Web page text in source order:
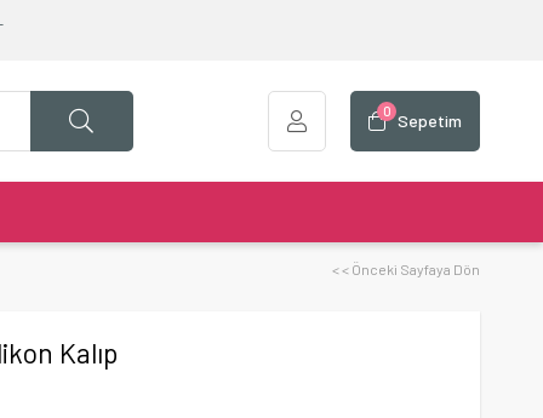
Sepetim
0
< < Önceki Sayfaya Dön
Kalıp